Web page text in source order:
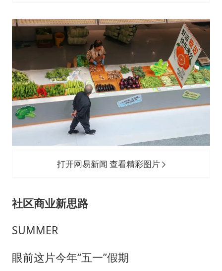
打开网易新闻 查看精彩图片
社区商业新思路
SUMMER
眼前这片今年“五一”假期